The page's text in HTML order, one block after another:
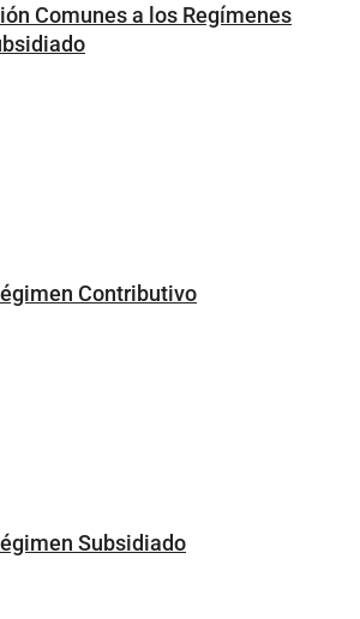
Comunes a los Regímenes
Contributivo
Subsidiado